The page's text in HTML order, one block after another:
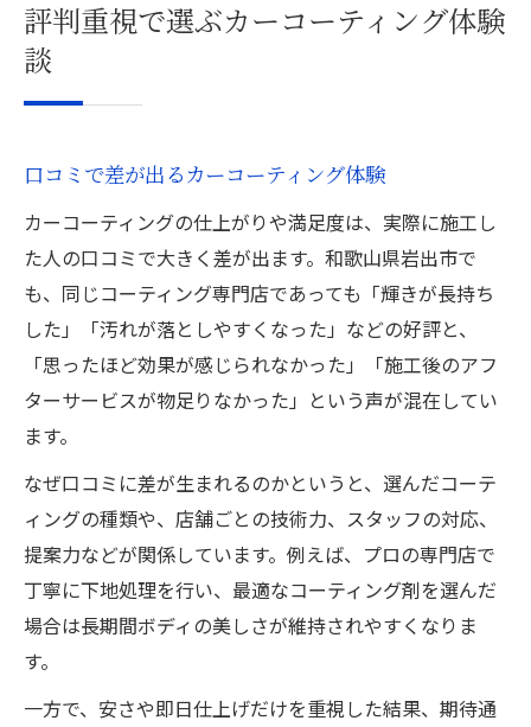
口コミから見える仕上がり満足度の違い
カーコーティング後の実感を口コミで比較
仕上がりの違いを口コミで徹底検証
和歌山県岩出市で注目のコーティング事情
カーコーティング事情を口コミで把握
地元で人気のカーコーティングを調査
口コミから見える最新コーティング傾向
カーコーティング選びで注目すべき点
カーコーティングの比較が導く後悔しない選び
方
口コミ比較で失敗しないカーコーティング
選択
ント
評判重視で選ぶカーコーティング体験
談
口コミで差が出るカーコーティング体験
カーコーティングの仕上がりや満足度は、実際に施工し
た人の口コミで大きく差が出ます。和歌山県岩出市で
も、同じコーティング専門店であっても「輝きが長持ち
した」「汚れが落としやすくなった」などの好評と、
「思ったほど効果が感じられなかった」「施工後のアフ
ターサービスが物足りなかった」という声が混在してい
ます。
なぜ口コミに差が生まれるのかというと、選んだコーテ
ィングの種類や、店舗ごとの技術力、スタッフの対応、
提案力などが関係しています。例えば、プロの専門店で
丁寧に下地処理を行い、最適なコーティング剤を選んだ
場合は長期間ボディの美しさが維持されやすくなりま
す。
一方で、安さや即日仕上げだけを重視した結果、期待通